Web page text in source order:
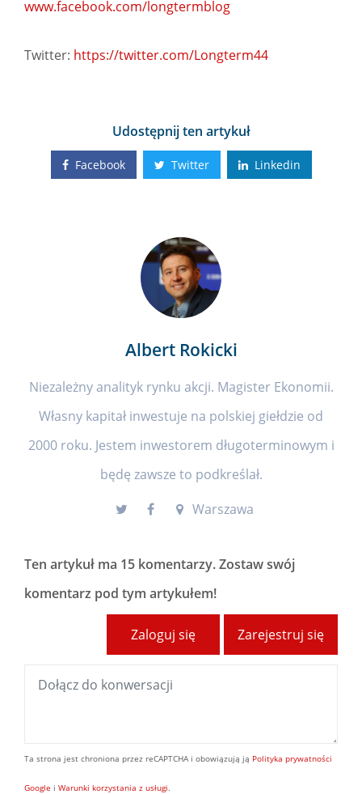
www.facebook.com/longtermblog
Twitter: https://twitter.com/Longterm44
Udostępnij ten artykuł
Facebook Twitter Linkedin
Albert Rokicki
Niezależny analityk rynku akcji. Magister Ekonomii.
Własny kapitał inwestuje na polskiej giełdzie od
2000 roku. Jestem inwestorem długoterminowym i
będę zawsze to podkreślał.
Warszawa
Ten artykuł ma 15 komentarzy. Zostaw swój
komentarz pod tym artykułem!
Zarejestruj się
Zaloguj się
Ta strona jest chroniona przez reCAPTCHA i obowiązują ją Polityka prywatności
Google i Warunki korzystania z usługi.